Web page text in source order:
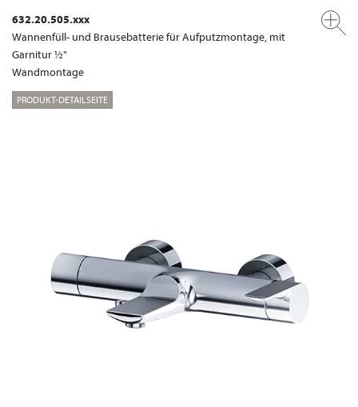
632.20.505.xxx
Wannenfüll- und Brausebatterie für Aufputzmontage, mit
Garnitur ½"
Wandmontage
PRODUKT-DETAILSEITE